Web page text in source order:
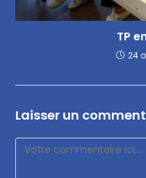
TP
24
Laisser un